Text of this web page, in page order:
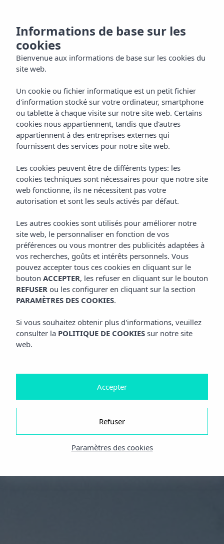
FR
Informations de base sur les
cookies
Bienvenue aux informations de base sur les cookies du
site web.
Un cookie ou fichier informatique est un petit fichier
d'information stocké sur votre ordinateur, smartphone
ou tablette à chaque visite sur notre site web. Certains
cookies nous appartiennent, tandis que d'autres
appartiennent à des entreprises externes qui
fournissent des services pour notre site web.
Les cookies peuvent être de différents types: les
cookies techniques sont nécessaires pour que notre site
web fonctionne, ils ne nécessitent pas votre
autorisation et sont les seuls activés par défaut.
Les autres cookies sont utilisés pour améliorer notre
site web, le personnaliser en fonction de vos
préférences ou vous montrer des publicités adaptées à
vos recherches, goûts et intérêts personnels. Vous
pouvez accepter tous ces cookies en cliquant sur le
bouton ACCEPTER, les refuser en cliquant sur le bouton
REFUSER ou les configurer en cliquant sur la section
PARAMÈTRES DES COOKIES.
Si vous souhaitez obtenir plus d'informations, veuillez
consulter la POLITIQUE DE COOKIES sur notre site
web.
Paramètres des cookies
Refuser
Accepter